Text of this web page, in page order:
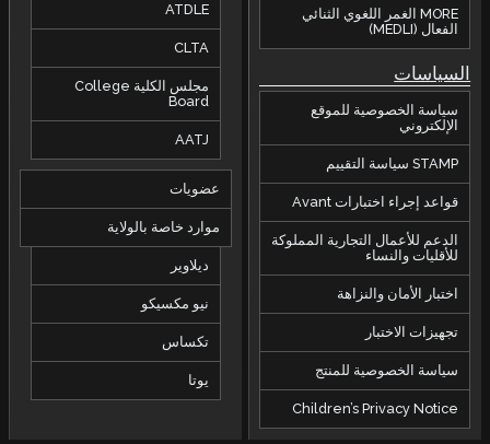
MORE الغمر اللغوي الثنائي
الفعال (MEDLI)
السياسات
سياسة الخصوصية للموقع
الإلكتروني
STAMP سياسة التقييم
قواعد إجراء اختبارات Avant
الدعم للأعمال التجارية المملوكة
للأقليات والنساء
اختبار الأمان والنزاهة
تجهيزات الاختبار
سياسة الخصوصية للمنتج
Children’s Privacy Notice
ATDLE
CLTA
مجلس الكلية College
Board
AATJ
عضويات
موارد خاصة بالولاية
ديلاوير
نيو مكسيكو
تكساس
يوتا